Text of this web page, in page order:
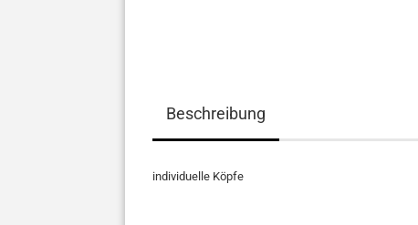
Beschreibung
individuelle Köpfe